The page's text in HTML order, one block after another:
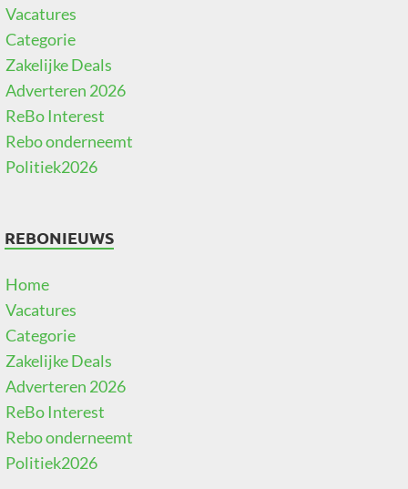
Vacatures
Categorie
Zakelijke Deals
Adverteren 2026
ReBo Interest
Rebo onderneemt
Politiek2026
REBONIEUWS
Home
Vacatures
Categorie
Zakelijke Deals
Adverteren 2026
ReBo Interest
Rebo onderneemt
Politiek2026